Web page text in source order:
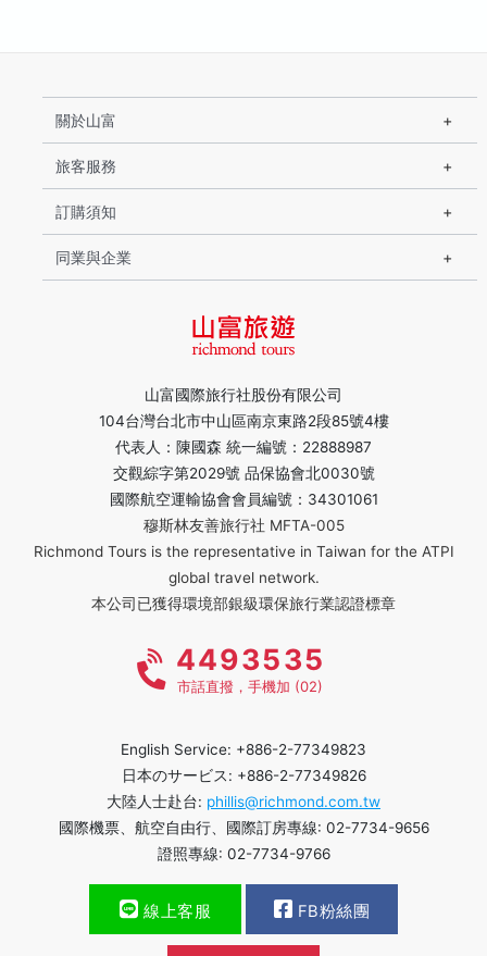
山富國際旅行社股份有限公司
104台灣台北市中山區南京東路2段85號4樓
代表人：陳國森 統一編號：22888987
交觀綜字第2029號 品保協會北0030號
國際航空運輸協會會員編號：34301061
穆斯林友善旅行社 MFTA-005
Richmond Tours is the representative in Taiwan for the ATPI
global travel network.
本公司已獲得環境部銀級環保旅行業認證標章
關於山富
旅客服務
訂購須知
同業與企業
4493535
市話直撥，手機加 (02)
English Service: +886-2-77349823
日本のサービス: +886-2-77349826
大陸人士赴台: phillis@richmond.com.tw
國際機票、航空自由行、國際訂房專線: 02-7734-9656
證照專線: 02-7734-9766
線上客服 FB粉絲團